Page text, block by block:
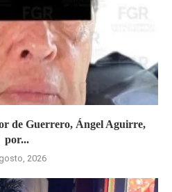
de Guerrero, Ángel Aguirre,
por...
2026